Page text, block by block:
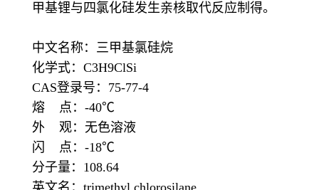
甲基锂与四氯化硅发生亲核取代反应制得。
中文名称：三甲基氯硅烷
化学式：C3H9ClSi
CAS登录号：75-77-4
熔 点：-40℃
外 观：无色溶液
闪 点：-18℃
分子量：108.64